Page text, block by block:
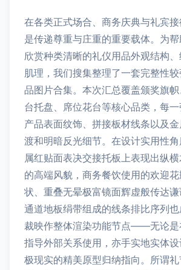
在各类正式场合、商务庆典与礼宾
是传递尊重与庄重的重要载体。为
欣赏种类清晰的礼仪用品外观结构
肌理，我们搜集整理了一套完整性
品图片合集。本次汇总覆盖颁奖旗
台托盘、席位花台等核心品类，每
产品表面纹饰、拼接板材线条以及
渡和明暗反光细节。在设计实用性
属红贴面表决交接托板上表现出纵
的高端风貌，商务餐饮使用的欢迎
状、重叠无晕极富镜面辉虚般传达
通道地板绢带组成的线条排比序列
裁映作整体渲染功能节点——无论是
指导外部关系使用，亦手实地实体
极现实的精美原型归纳指向。所谓